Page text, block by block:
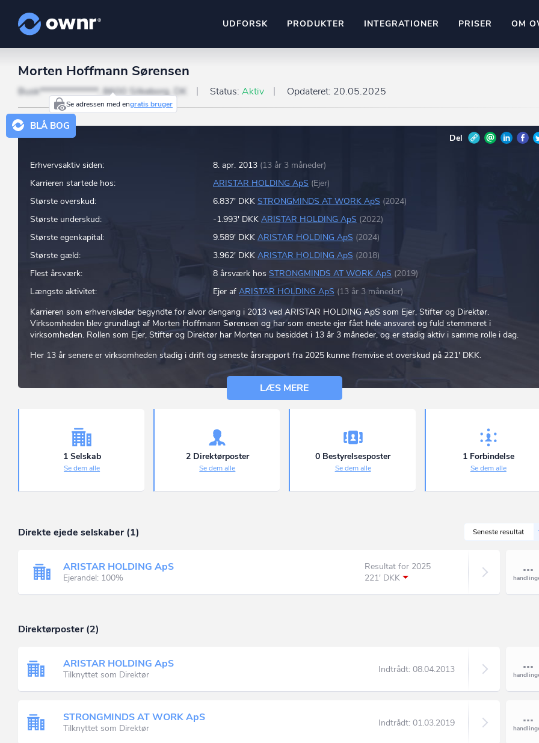
UDFORSK PRODUKTER
Hold dig opdateret og compliant
Sæt strøm til dit nysalg
ownr Segmentering
Identificer salgsklare kundeemner
INTEGRATIONER
Kun fantasien sætter grænsen
Ownr ajour goes supersonic
Ajour
PRISER OM
Morten Hoffmann Sørensen
Busk**************, 8600 Silkeborg, DK
Se adressen med engratis bruger
Status: Aktiv Opdateret: 20.05.2025
BLÅ BOG
Del
Erhvervsaktiv siden: 8. apr. 2013 (13 år 3 måneder)
Karrieren startede hos:
ARISTAR HOLDING ApS (Ejer)
Største overskud:
6.837' DKK STRONGMINDS AT WORK ApS (2024)
Største underskud:
-1.993' DKK ARISTAR HOLDING ApS (2022)
Største egenkapital:
9.589' DKK ARISTAR HOLDING ApS (2024)
Største gæld:
3.962' DKK ARISTAR HOLDING ApS (2018)
Flest årsværk:
8 årsværk hos STRONGMINDS AT WORK ApS (2019)
Længste aktivitet:
Ejer af ARISTAR HOLDING ApS (13 år 3 måneder)
Karrieren som erhvervsleder begyndte for alvor dengang i 2013 ved ARISTAR HOLDING ApS som Ejer, Stifter og Direktør.
Virksomheden blev grundlagt af Morten Hoffmann Sørensen og har som eneste ejer fået hele ansvaret og fuld stemmeret i
virksomheden. Rollen som Ejer, Stifter og Direktør har Morten nu besiddet i 13 år 3 måneder, og er stadig aktiv i samme rolle i dag.
Her 13 år senere er virksomheden stadig i drift og seneste årsrapport fra 2025 kunne fremvise et overskud på 221' DKK.
LÆS MERE
1 Selskab
Se dem alle
2 Direktørposter
Se dem alle
0 Bestyrelsesposter
Se dem alle
1 Forbindelse
Se dem alle
Seneste resultat
Direkte ejede selskaber (1)
ARISTAR HOLDING ApS
Ejerandel: 100%
Resultat for 2025
221' DKK
Direktørposter (2)
ARISTAR HOLDING ApS
Tilknyttet som Direktør Indtrådt: 08.04.2013
STRONGMINDS AT WORK ApS
Tilknyttet som Direktør Indtrådt: 01.03.2019